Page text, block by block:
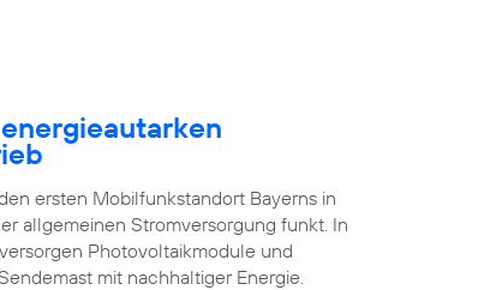
ersten Mobilfunkstandort Bayerns in
allgemeinen Stromversorgung funkt. In
Photovoltaikmodule und
mit nachhaltiger Energie.